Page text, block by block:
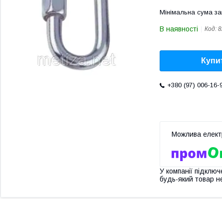
Мінімальна сума
В наявності Код:
+380 (97) 006-16-
У компанії
будь-який товар